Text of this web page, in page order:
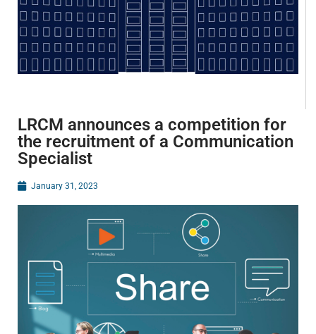
LRCM announces a competition for
the recruitment of a Communication
Specialist
January 31, 2023